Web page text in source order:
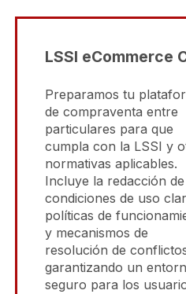
LSSI eCommerce
Preparamos tu
de compraventa entre
particulares para que
cumpla con la LSSI y
normativas aplicables.
Incluye la redacción de
condiciones de uso
políticas de
y mecanismos de
resolución de
garantizando un
seguro para los